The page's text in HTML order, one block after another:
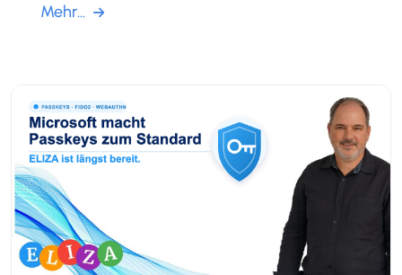
Mehr...